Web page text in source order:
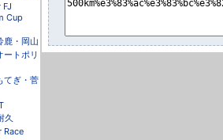
FJ
Cup
鹿・岡山
ートポリ
てぎ・菅
久
Race